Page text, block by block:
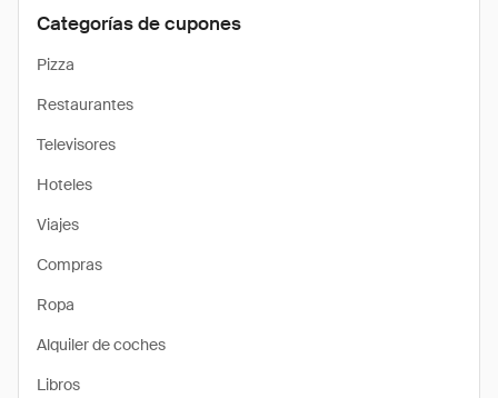
Categorías de cupones
Pizza
Restaurantes
Televisores
Hoteles
Viajes
Compras
Ropa
Alquiler de coches
Libros